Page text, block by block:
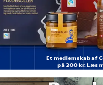
Et medlemskab af
på 200 kr. Læs